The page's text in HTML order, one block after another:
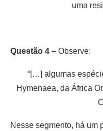
uma
Questão 4 – Observe:
“[…] algumas
Hymenaea, da África
Nesse segmento, há um